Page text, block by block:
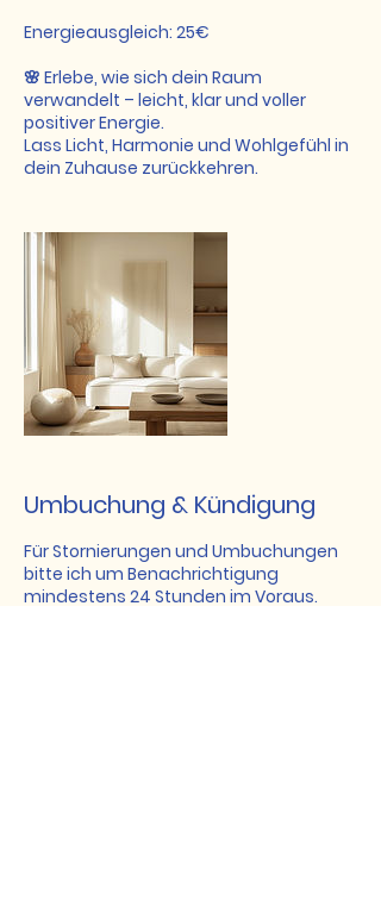
Energieausgleich: 25€
🌸 Erlebe, wie sich dein Raum
verwandelt – leicht, klar und voller
positiver Energie.
Lass Licht, Harmonie und Wohlgefühl in
Umbuchung & Kündigung
Für Stornierungen und Umbuchungen
bitte ich um Benachrichtigung
mindestens 24 Stunden im Voraus.